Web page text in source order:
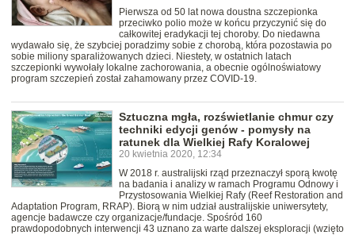
Pierwsza od 50 lat nowa doustna szczepionka
przeciwko polio może w końcu przyczynić się do
całkowitej eradykacji tej choroby. Do niedawna
wydawało się, że szybciej poradzimy sobie z chorobą, która pozostawia po
sobie miliony sparaliżowanych dzieci. Niestety, w ostatnich latach
szczepionki wywołały lokalne zachorowania, a obecnie ogólnoświatowy
program szczepień został zahamowany przez COVID-19.
Sztuczna mgła, rozświetlanie chmur czy
techniki edycji genów - pomysły na
ratunek dla Wielkiej Rafy Koralowej
20 kwietnia 2020, 12:34
W 2018 r. australijski rząd przeznaczył sporą kwotę
na badania i analizy w ramach Programu Odnowy i
Przystosowania Wielkiej Rafy (Reef Restoration and
Adaptation Program, RRAP). Biorą w nim udział australijskie uniwersytety,
agencje badawcze czy organizacje/fundacje. Spośród 160
prawdopodobnych interwencji 43 uznano za warte dalszej eksploracji (wzięto